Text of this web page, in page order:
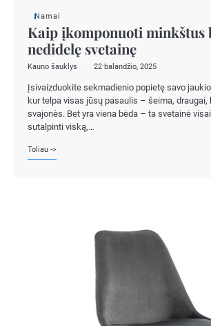
Namai
Kaip įkomponuoti minkštus
nedidelę svetainę
Kauno šauklys 22 balandžio, 2025
Įsivaizduokite sekmadienio popietę savo
kur telpa visas jūsų pasaulis – šeima, draugai,
svajonės. Bet yra viena bėda – ta svetainė
sutalpinti viską,…
Toliau ->